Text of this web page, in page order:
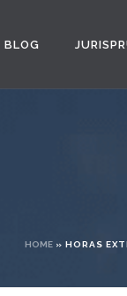
BLOG
HOME » HORAS